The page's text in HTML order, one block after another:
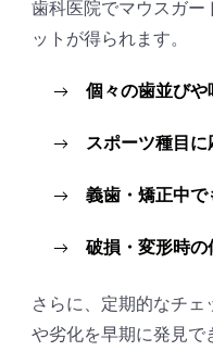
歯科医院でマウスガー
ットが得られます。
個々の歯並び
スポーツ種目
義歯・矯正中
破損・変形時
さらに、定期的なチ
や劣化を早期に発見で